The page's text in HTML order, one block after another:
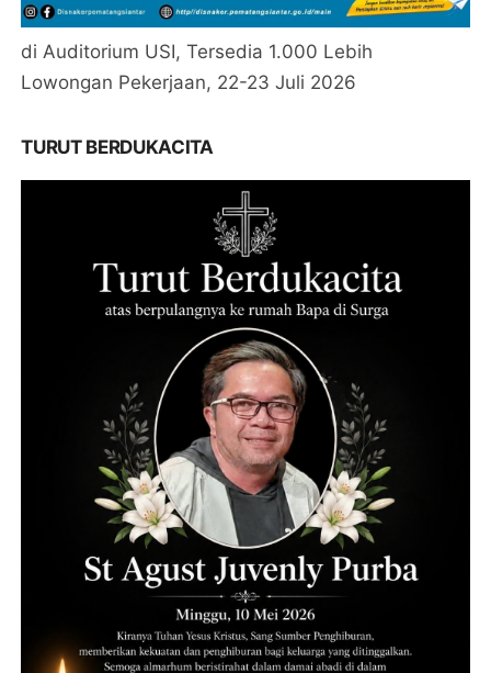
di Auditorium USI, Tersedia 1.000 Lebih
Lowongan Pekerjaan, 22-23 Juli 2026
TURUT BERDUKACITA